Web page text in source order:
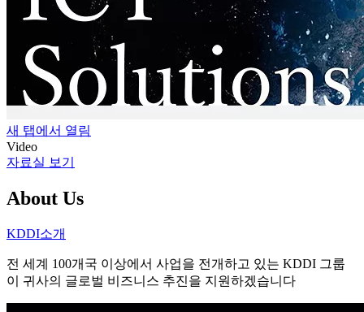
새 탭에서 열림
Video
자료실 보기
About Us
KDDI소개
전 세계 100개국 이상에서 사업을 전개하고 있는 KDDI 그룹
이 귀사의 글로벌 비즈니스 추진을 지원하겠습니다